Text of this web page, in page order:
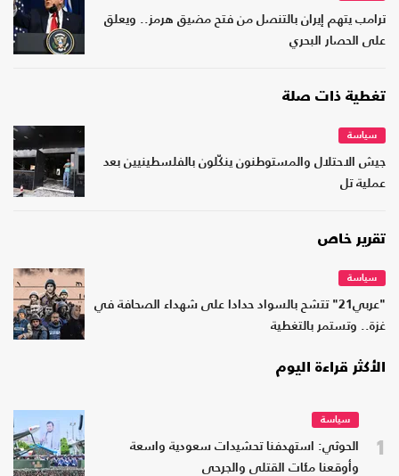
ترامب يتهم إيران بالتنصل من فتح مضيق هرمز.. ويعلق
على الحصار البحري
تغطية ذات صلة
سياسة
جيش الاحتلال والمستوطنون ينكّلون بالفلسطينيين بعد
عملية تل
تقرير خاص
سياسة
"عربي21" تتشح بالسواد حدادا على شهداء الصحافة في
غزة.. وتستمر بالتغطية
الأكثر قراءة اليوم
1
سياسة
الحوثي: استهدفنا تحشيدات سعودية واسعة
وأوقعنا مئات القتلى والجرحى